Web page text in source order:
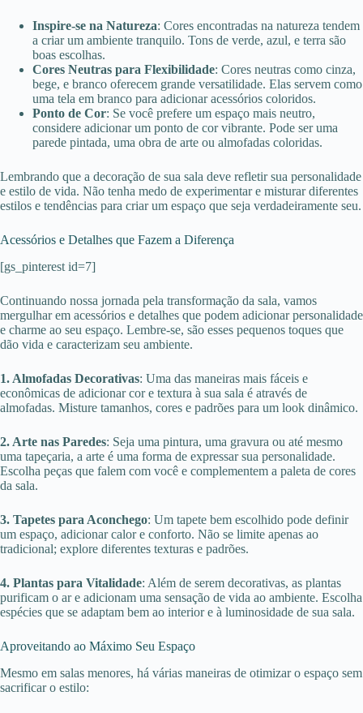
Inspire-se na Natureza: Cores encontradas na natureza tendem
a criar um ambiente tranquilo. Tons de verde, azul, e terra são
boas escolhas.
Cores Neutras para Flexibilidade: Cores neutras como cinza,
bege, e branco oferecem grande versatilidade. Elas servem como
uma tela em branco para adicionar acessórios coloridos.
Ponto de Cor: Se você prefere um espaço mais neutro,
considere adicionar um ponto de cor vibrante. Pode ser uma
parede pintada, uma obra de arte ou almofadas coloridas.
Lembrando que a decoração de sua sala deve refletir sua personalidade
e estilo de vida. Não tenha medo de experimentar e misturar diferentes
estilos e tendências para criar um espaço que seja verdadeiramente seu.
Acessórios e Detalhes que Fazem a Diferença
[gs_pinterest id=7]
Continuando nossa jornada pela transformação da sala, vamos
mergulhar em acessórios e detalhes que podem adicionar personalidade
e charme ao seu espaço. Lembre-se, são esses pequenos toques que
dão vida e caracterizam seu ambiente.
1. Almofadas Decorativas: Uma das maneiras mais fáceis e
econômicas de adicionar cor e textura à sua sala é através de
almofadas. Misture tamanhos, cores e padrões para um look dinâmico.
2. Arte nas Paredes: Seja uma pintura, uma gravura ou até mesmo
uma tapeçaria, a arte é uma forma de expressar sua personalidade.
Escolha peças que falem com você e complementem a paleta de cores
da sala.
3. Tapetes para Aconchego: Um tapete bem escolhido pode definir
um espaço, adicionar calor e conforto. Não se limite apenas ao
tradicional; explore diferentes texturas e padrões.
4. Plantas para Vitalidade: Além de serem decorativas, as plantas
purificam o ar e adicionam uma sensação de vida ao ambiente. Escolha
espécies que se adaptam bem ao interior e à luminosidade de sua sala.
Aproveitando ao Máximo Seu Espaço
Mesmo em salas menores, há várias maneiras de otimizar o espaço sem
sacrificar o estilo: